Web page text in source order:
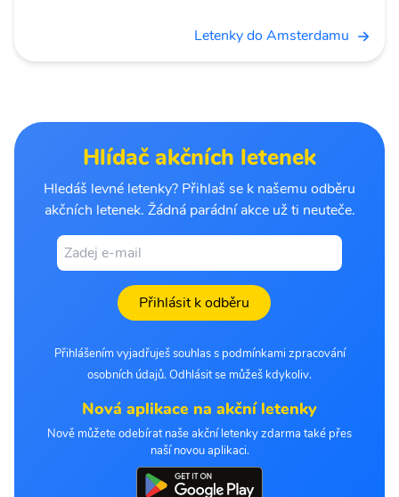
Letenky do Amsterdamu
Hlídač akčních letenek
Hledáš levné letenky? Přihlaš se k našemu odběru
akčních letenek. Žádná parádní akce už ti neuteče.
Přihlásit k odběru
Přihlášením vyjadřuješ souhlas s podmínkami zpracování
osobních údajů. Odhlásit se můžeš kdykoliv.
Nová aplikace na akční letenky
Nově můžete odebírat naše akční letenky zdarma také přes
naší novou aplikaci.